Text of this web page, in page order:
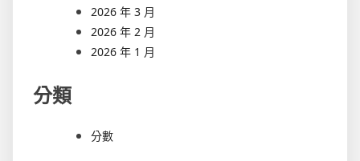
2026 年 3 月
2026 年 2 月
2026 年 1 月
分類
分數